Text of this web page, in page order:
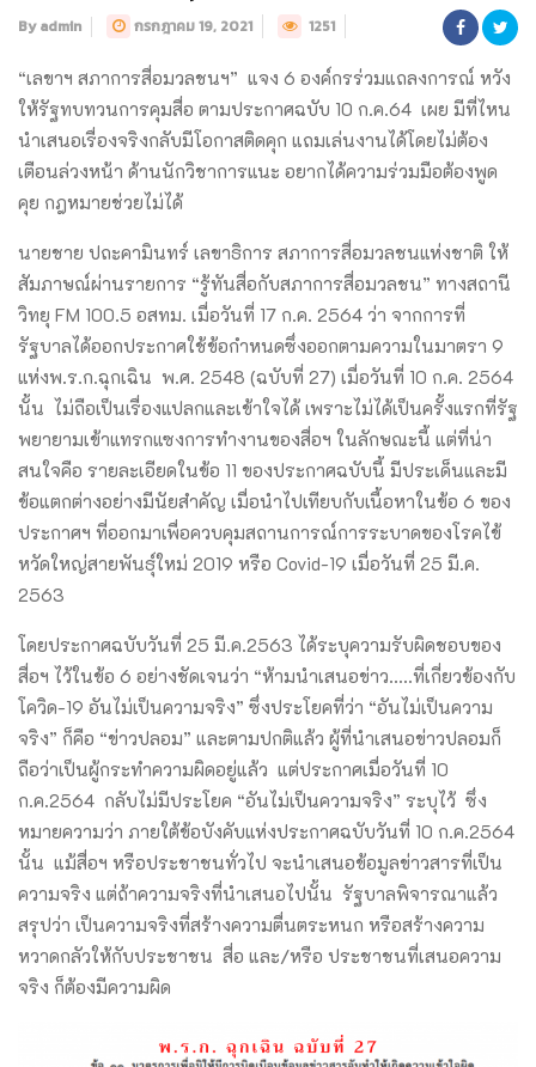
By admin กรกฎาคม 19, 2021 1251
“เลขาฯ สภาการสื่อมวลชนฯ” แจง 6 องค์กรร่วมแถลงการณ์ หวัง
ให้รัฐทบทวนการคุมสื่อ ตามประกาศฉบับ 10 ก.ค.64 เผย มีที่ไหน
นำเสนอเรื่องจริงกลับมีโอกาสติดคุก แถมเล่นงานได้โดยไม่ต้อง
เตือนล่วงหน้า ด้านนักวิชาการแนะ อยากได้ความร่วมมือต้องพูด
คุย กฎหมายช่วยไม่ได้
นายชาย ปถะคามินทร์ เลขาธิการ สภาการสื่อมวลชนแห่งชาติ ให้
สัมภาษณ์ผ่านรายการ “รู้ทันสื่อกับสภาการสื่อมวลชน” ทางสถานี
วิทยุ FM 100.5 อสทม. เมื่อวันที่ 17 ก.ค. 2564 ว่า จากการที่
รัฐบาลได้ออกประกาศใช้ข้อกำหนดซึ่งออกตามความในมาตรา 9
แห่งพ.ร.ก.ฉุกเฉิน พ.ศ. 2548 (ฉบับที่ 27) เมื่อวันที่ 10 ก.ค. 2564
นั้น ไม่ถือเป็นเรื่องแปลกและเข้าใจได้ เพราะไม่ได้เป็นครั้งแรกที่รัฐ
พยายามเข้าแทรกแซงการทำงานของสื่อฯ ในลักษณะนี้ แต่ที่น่า
สนใจคือ รายละเอียดในข้อ 11 ของประกาศฉบับนี้ มีประเด็นและมี
ข้อแตกต่างอย่างมีนัยสำคัญ เมื่อนำไปเทียบกับเนื้อหาในข้อ 6 ของ
ประกาศฯ ที่ออกมาเพื่อควบคุมสถานการณ์การระบาดของโรคไข้
หวัดใหญ่สายพันธุ์ใหม่ 2019 หรือ Covid-19 เมื่อวันที่ 25 มี.ค.
2563
โดยประกาศฉบับวันที่ 25 มี.ค.2563 ได้ระบุความรับผิดชอบของ
สื่อฯ ไว้ในข้อ 6 อย่างชัดเจนว่า “ห้ามนำเสนอข่าว…..ที่เกี่ยวข้องกับ
โควิด-19 อันไม่เป็นความจริง” ซึ่งประโยคที่ว่า “อันไม่เป็นความ
จริง” ก็คือ “ข่าวปลอม” และตามปกติแล้ว ผู้ที่นำเสนอข่าวปลอมก็
ถือว่าเป็นผู้กระทำความผิดอยู่แล้ว แต่ประกาศเมื่อวันที่ 10
ก.ค.2564 กลับไม่มีประโยค “อันไม่เป็นความจริง” ระบุไว้ ซึ่ง
หมายความว่า ภายใต้ข้อบังคับแห่งประกาศฉบับวันที่ 10 ก.ค.2564
นั้น แม้สื่อฯ หรือประชาชนทั่วไป จะนำเสนอข้อมูลข่าวสารที่เป็น
ความจริง แต่ถ้าความจริงที่นำเสนอไปนั้น รัฐบาลพิจารณาแล้ว
สรุปว่า เป็นความจริงที่สร้างความตื่นตระหนก หรือสร้างความ
หวาดกลัวให้กับประชาชน สื่อ และ/หรือ ประชาชนที่เสนอความ
จริง ก็ต้องมีความผิด